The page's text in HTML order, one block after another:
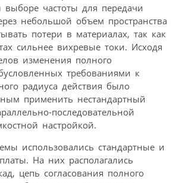
частоты для передачи
небольшой объем пространства
потери в материалах, так как
сильнее вихревые токи. Исходя
изменения полного
требованиями к
радиуса действия было
применить нестандартный
последовательной
настройкой.
использовались стандартные и
На них располагались
цепь согласования полного